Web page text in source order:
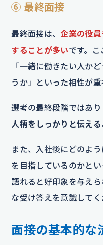
⑥ 最終面接
最終面接は、企業の役
することが多いです。こ
「一緒に働きたい人か
うか」といった相性が重
選考の最終段階ではあ
人柄をしっかりと伝え
また、入社後にどのよ
を目指しているのかと
語れると好印象を与え
な受け答えを意識してく
面接の基本的な